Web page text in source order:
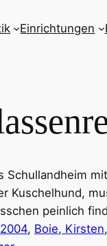
Einrichtungen
Schullandheim
Kuschelhund,
peinlich
2004, Boie, Kirsten,